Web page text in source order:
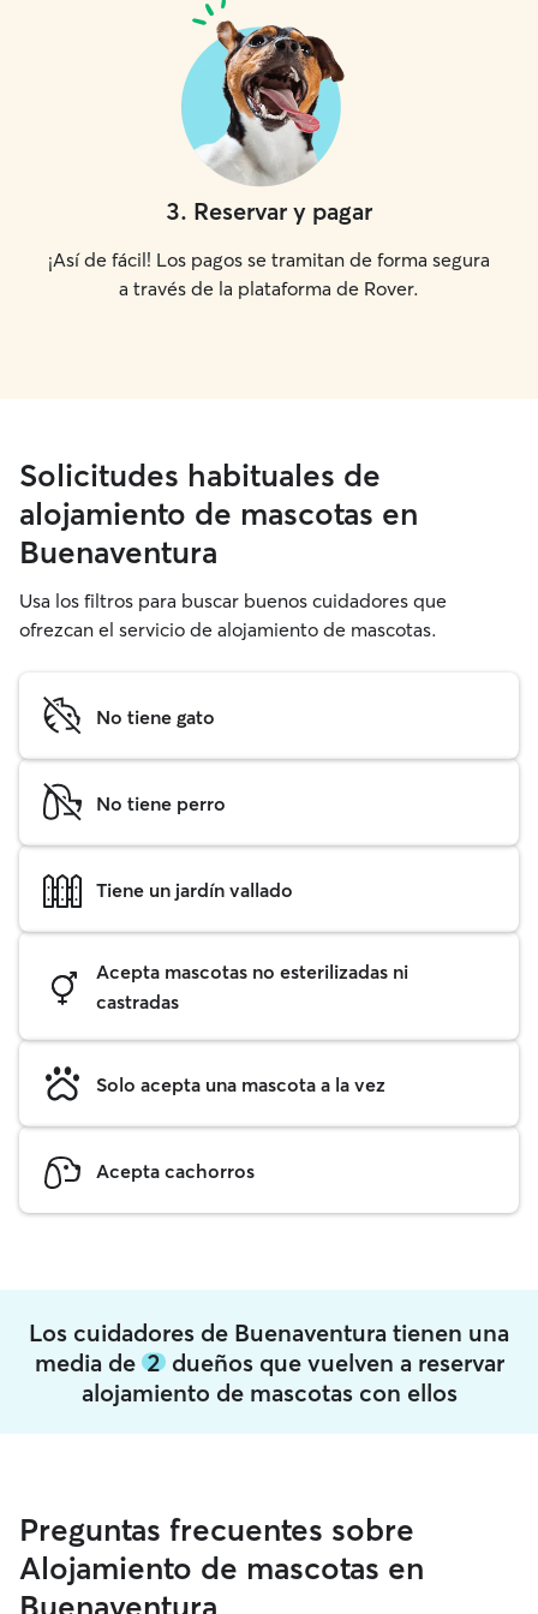
3. Reservar y pagar
¡Así de fácil! Los pagos se tramitan de forma segura
a través de la plataforma de Rover.
Solicitudes habituales de
alojamiento de mascotas en
Buenaventura
Usa los filtros para buscar buenos cuidadores que
ofrezcan el servicio de alojamiento de mascotas.
No tiene gato
No tiene perro
Tiene un jardín vallado
Acepta mascotas no esterilizadas ni
castradas
Solo acepta una mascota a la vez
Acepta cachorros
Los cuidadores de Buenaventura tienen una
media de 2dueños que vuelven a reservar
alojamiento de mascotas con ellos
Preguntas frecuentes sobre
Alojamiento de mascotas en